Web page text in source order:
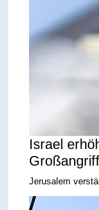
Israel
Jerusalem